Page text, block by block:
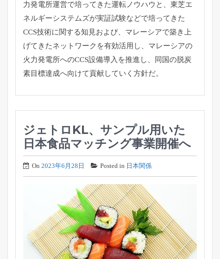
力発電所運営で培ってきた運転ノウハウと、 東芝エ
ネルギーシステムズが実証試験などで培ってきた
CCS技術に関する知見および、 マレーシアで築き上
げてきたネットワークを有効活用し、 マレーシアの
火力発電所へのCCS設備導入を推進し、
同国の脱炭
素目標達成へ向けて貢献していく方針だ。
ジェトロKL、サンプル用いた
日本食品マッチング事業開催へ
On 2023年6月28日 Posted in 日本関係